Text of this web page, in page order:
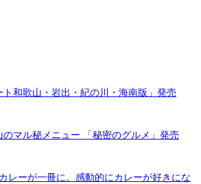
ト和歌山・岩出・紀の川・海南版」発売
のマル秘メニュー 「秘密のグルメ」発売
レーが一冊に。感動的にカレーが好きにな